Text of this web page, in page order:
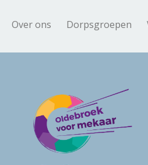
Over ons Dorpsgroepen